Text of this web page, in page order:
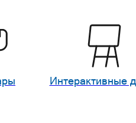
Интерактивные